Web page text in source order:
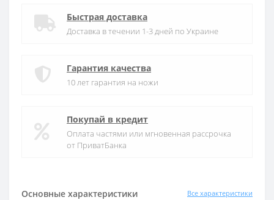
Основные характеристики Все характеристики
Быстрая доставка
Доставка в течении 1-3 дней по Украине
Гарантия качества
10 лет гарантия на ножи
Покупай в кредит
Оплата частями или мгновенная рассрочка
от ПриватБанка